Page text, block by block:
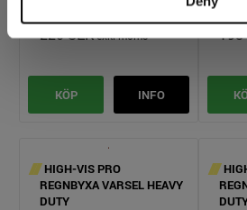
220 SEK
KÖP INFO
198
HIGH-VIS PRO
REGNBYXA VARSEL HEAVY
DUTY